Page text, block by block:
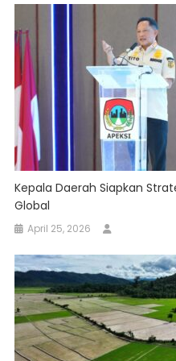
Kepala Daerah Siapkan
Global
April 25, 2026